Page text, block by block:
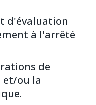
d'évaluation
à l'arrêté
de
et/ou la